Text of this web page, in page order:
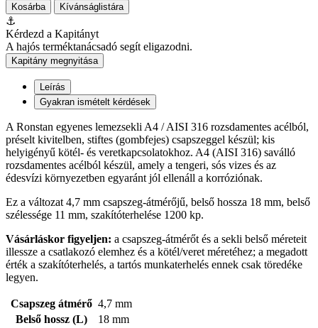
Kosárba Kívánságlistára
⚓
Kérdezd a Kapitányt
A hajós terméktanácsadó segít eligazodni.
Kapitány megnyitása
Leírás
Gyakran ismételt kérdések
A Ronstan egyenes lemezsekli A4 / AISI 316 rozsdamentes acélból,
préselt kivitelben, stiftes (gombfejes) csapszeggel készül; kis
helyigényű kötél- és veretkapcsolatokhoz. A4 (AISI 316) saválló
rozsdamentes acélból készül, amely a tengeri, sós vizes és az
édesvízi környezetben egyaránt jól ellenáll a korróziónak.
Ez a változat 4,7 mm csapszeg-átmérőjű, belső hossza 18 mm, belső
szélessége 11 mm, szakítóterhelése 1200 kp.
Vásárláskor figyeljen: a csapszeg-átmérőt és a sekli belső méreteit
illessze a csatlakozó elemhez és a kötél/veret méretéhez; a megadott
érték a szakítóterhelés, a tartós munkaterhelés ennek csak töredéke
legyen.
Csapszeg átmérő 4,7 mm
Belső hossz (L)
18 mm